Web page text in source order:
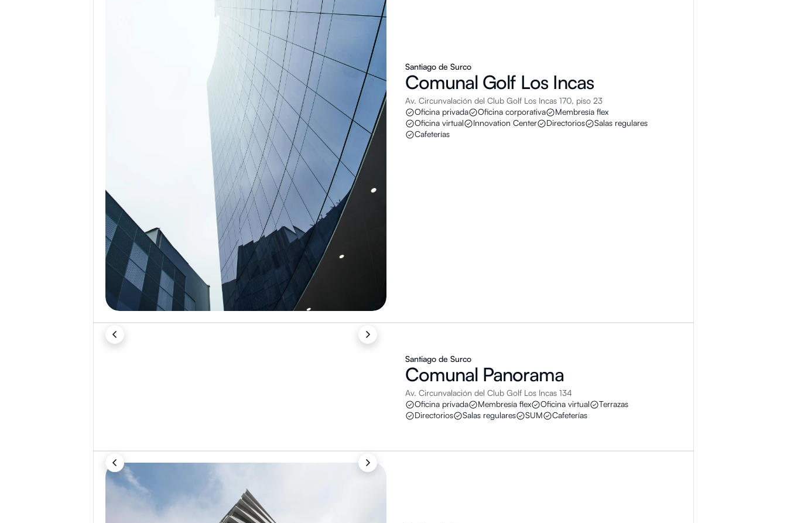
Santiago de Surco
Comunal Golf Los Incas
Av. Circunvalación del Club Golf Los Incas 170, piso 23
Oficina privada
Oficina corporativa
Membresía flex
Oficina virtual
Innovation Center Directorios
Salas regulares
Cafeterías
Santiago de Surco
Comunal Panorama
Av. Circunvalación del Club Golf Los Incas 134
Oficina privada
Membresía flex Oficina virtual
Terrazas
Directorios
Salas regulares SUM Cafeterías